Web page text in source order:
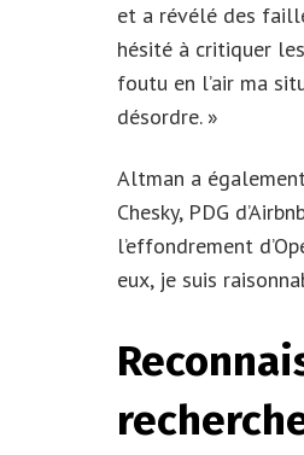
et a révélé des
hésité à critiquer
foutu en l’air ma
désordre. »
Altman a
Chesky, PDG
l’effondrement
eux, je suis